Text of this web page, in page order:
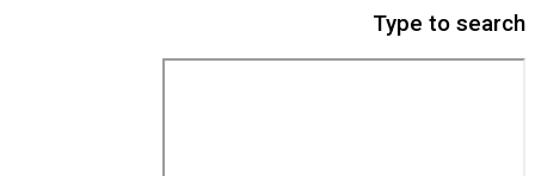
Type to search